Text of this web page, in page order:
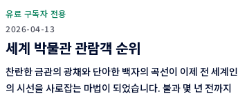
2026-04-13
유료 구독자 전용
세계 박물관 관람객 순위
찬란한 금관의 광채와 단아한 백자의 곡선이 이제 전 세계인
의 시선을 사로잡는 마법이 되었습니다. 불과 몇 년 전까지